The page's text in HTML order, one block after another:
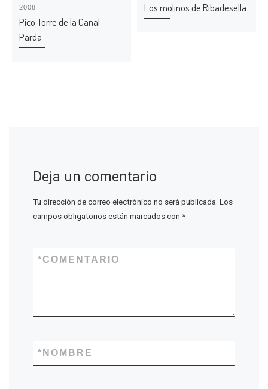
2008
Pico Torre de la Canal
Parda
Los molinos de Ribadesella
Deja un comentario
Tu dirección de correo electrónico no será publicada. Los
campos obligatorios están marcados con *
COMENTARIO
*
NOMBRE
*